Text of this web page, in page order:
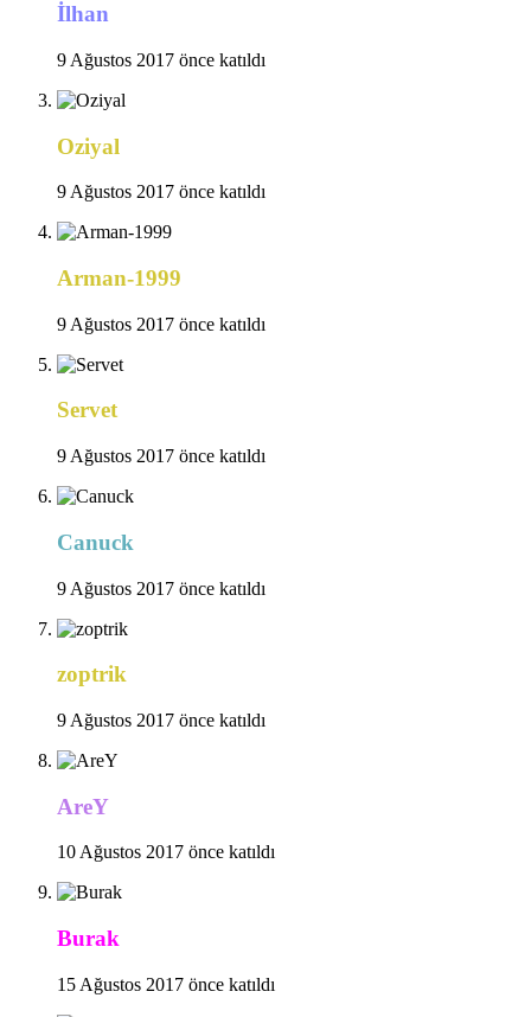
İlhan
9 Ağustos 2017 önce katıldı
Oziyal
9 Ağustos 2017 önce katıldı
Arman-1999
9 Ağustos 2017 önce katıldı
Servet
9 Ağustos 2017 önce katıldı
Canuck
9 Ağustos 2017 önce katıldı
zoptrik
9 Ağustos 2017 önce katıldı
AreY
10 Ağustos 2017 önce katıldı
Burak
15 Ağustos 2017 önce katıldı